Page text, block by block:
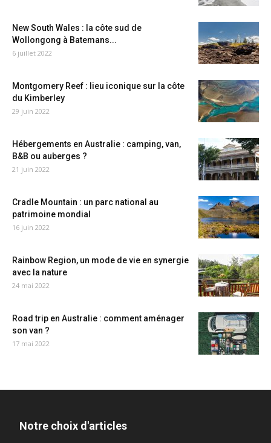
New South Wales : la côte sud de
Wollongong à Batemans...
6 juillet 2022
Montgomery Reef : lieu iconique sur la côte
du Kimberley
29 juin 2022
Hébergements en Australie : camping, van,
B&B ou auberges ?
21 juin 2022
Cradle Mountain : un parc national au
patrimoine mondial
16 juin 2022
Rainbow Region, un mode de vie en synergie
avec la nature
24 mai 2022
Road trip en Australie : comment aménager
son van ?
17 mai 2022
Notre choix d'articles